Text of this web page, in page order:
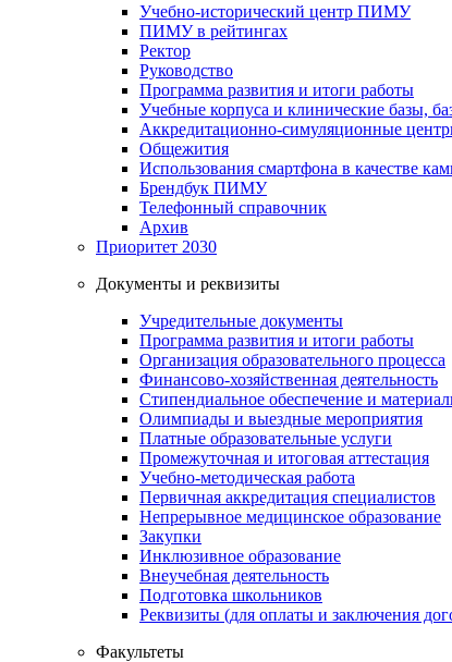
Учебно-исторический центр ПИМУ
ПИМУ в рейтингах
Ректор
Руководство
Программа развития и итоги работы
Учебные корпуса и клинические базы,
Аккредитационно-симуляционные
Общежития
Использования смартфона в качестве
Брендбук ПИМУ
Телефонный справочник
Архив
Приоритет 2030
Документы и реквизиты
Учредительные документы
Программа развития и итоги работы
Организация образовательного процесса
Финансово-хозяйственная деятельность
Стипендиальное обеспечение и
Олимпиады и выездные мероприятия
Платные образовательные услуги
Промежуточная и итоговая аттестация
Учебно-методическая работа
Первичная аккредитация специалистов
Непрерывное медицинское образование
Закупки
Инклюзивное образование
Внеучебная деятельность
Подготовка школьников
Реквизиты (для оплаты и заключения
Факультеты